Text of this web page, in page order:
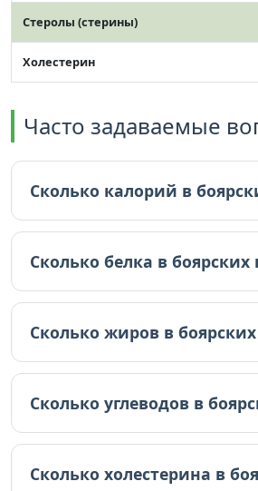
Стеролы (стерины)
Холестерин
Часто задаваемые
Сколько калорий в
В боярских щах 48.3 ккал (на
Сколько белка в боярских
В боярских щах 3.5 граммов
Сколько жиров в
В боярских щах 2.6 граммов
Сколько углеводов в
В боярских щах 2.9 граммов
Сколько холестерина в